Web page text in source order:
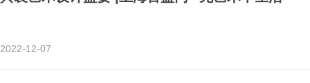
2022-12-07